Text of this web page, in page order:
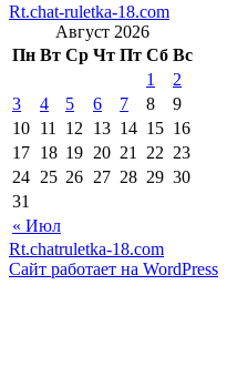
Rt.chat-ruletka-18.com
Август 2026
Пн Вт Ср Чт Пт Сб Вс
« Июл
1
2
3
4 5 6 7 8
9
10 11 12 13 14 15 16
17 18 19 20 21 22 23
24 25 26 27 28 29 30
31
Rt.chatruletka-18.com
Сайт работает на WordPress